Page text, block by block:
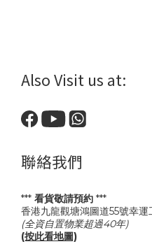
Also Visit us at:
聯絡我們
*** 看貨敬請預約 ***
香港九龍觀塘鴻圖道55號幸
(全資自置物業超過40年)
(按此看地圖)